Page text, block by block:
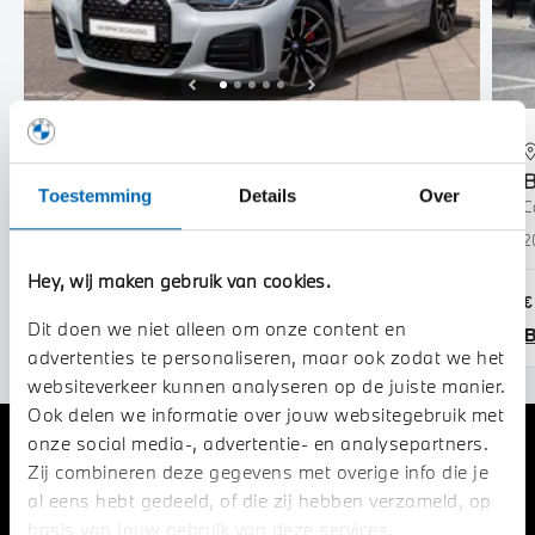
Toestemming Details Over
Hey, wij maken gebruik van cookies.
Dit doen we niet alleen om onze content en
advertenties te personaliseren, maar ook zodat we het
websiteverkeer kunnen analyseren op de juiste manier.
Ook delen we informatie over jouw websitegebruik met
onze social media-, advertentie- en analysepartners.
Zij combineren deze gegevens met overige info die je
al eens hebt gedeeld, of die zij hebben verzameld, op
basis van jouw gebruik van deze services.
Gran Coupé M440i xDrive High Executive Automaat
Bekijk details
STIJLVOLLE VERSCHIJNING. BLIJVENDE
INDRUK.